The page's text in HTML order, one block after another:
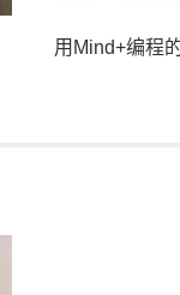
用Mind+编程